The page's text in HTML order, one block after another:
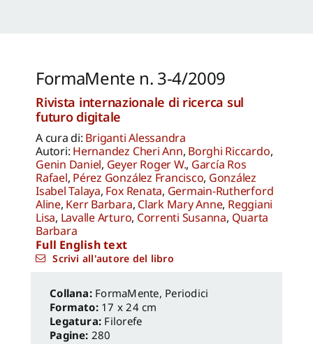
FormaMente n. 3-4/2009
Rivista internazionale di ricerca sul
futuro digitale
A cura di: Briganti Alessandra
Autori: Hernandez Cheri Ann, Borghi Riccardo,
Genin Daniel, Geyer Roger W., García Ros
Rafael, Pérez González Francisco, González
Isabel Talaya, Fox Renata, Germain-Rutherford
Aline, Kerr Barbara, Clark Mary Anne, Reggiani
Lisa, Lavalle Arturo, Correnti Susanna, Quarta
Barbara
Full English text
Scrivi all'autore del libro
FormaMente, Periodici
Formato: 17 x 24 cm
Legatura: Filorefe
Pagine: 280